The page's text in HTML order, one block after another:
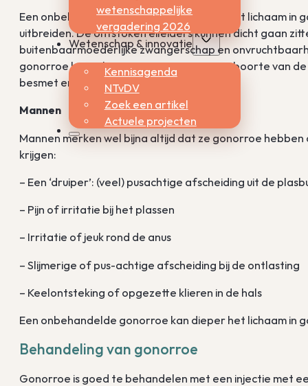
wetenschappelijke
vergadering 2026
Wetenschap & innovatie
Kennisagenda
NTvDV
Zoek een artikel
Actuele projecten
Een onbehandelde gonorroe kan dieper het lichaam in
uitbreiden. De ontstoken eileiders kunnen dicht gaan
buitenbaarmoederlijke zwangerschap en
gonorroe lopen het risico op te vroege geboorte van
besmet en zo een oogontsteking krijgen.
Mannen
Mannen merken wel bijna altijd dat ze gonorroe
krijgen:
– Een ‘druiper’: (veel) pusachtige afscheiding uit de
– Pijn of irritatie bij het plassen
– Irritatie of jeuk rond de anus
– Slijmerige of pus-achtige afscheiding bij de ontlasting
– Keelontsteking of opgezette klieren in de hals
Een onbehandelde gonorroe kan dieper het lichaam
Behandeling van gonorroe
Gonorroe is goed te behandelen met een injectie met